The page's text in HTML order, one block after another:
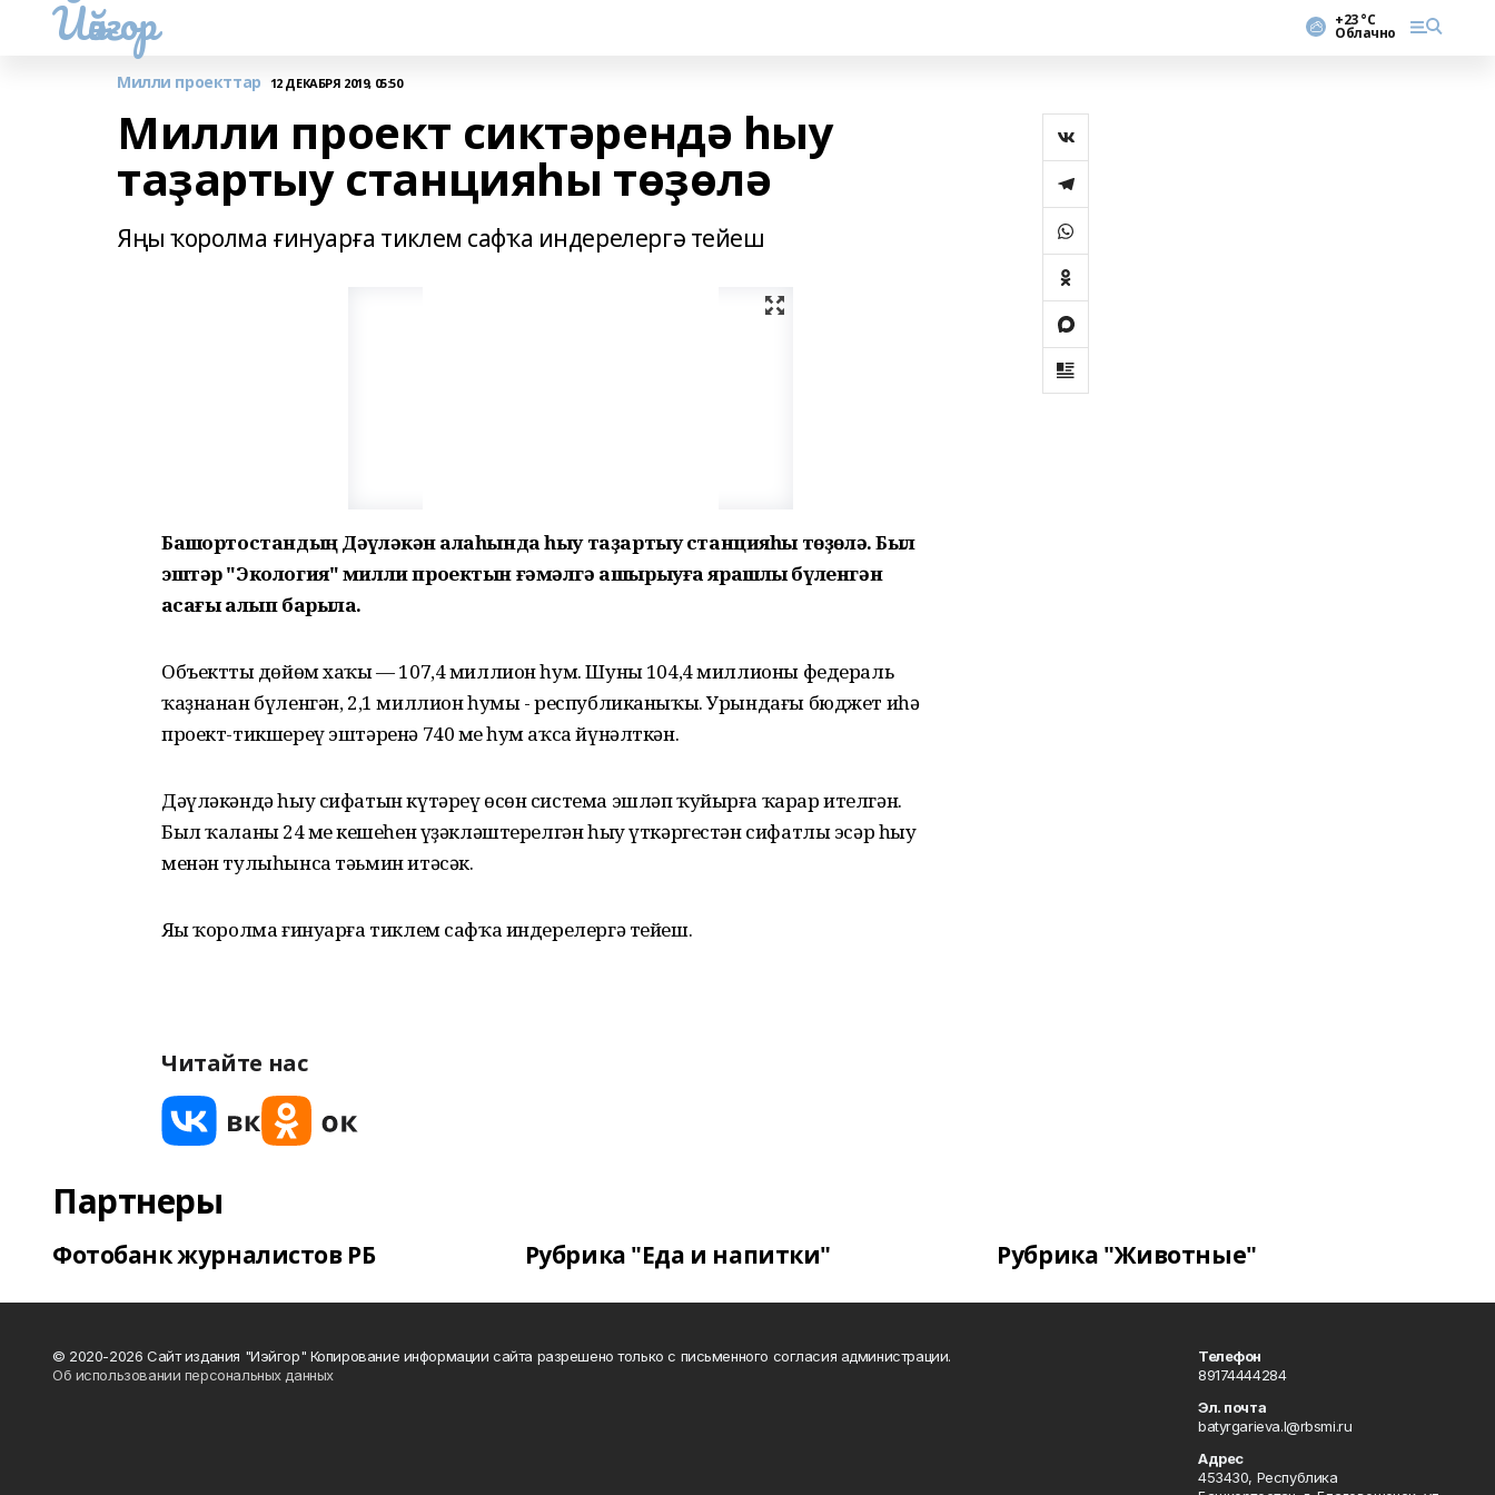
Йәйғор +23 °С
Облачно
Милли проекттар 12 ДЕКАБРЯ 2019, 05:50
Милли проект сиктәрендә һыу
таҙартыу станцияһы төҙөлә
Яңы ҡоролма ғинуарға тиклем сафҡа индерелергә тейеш
Башҡортостандың Дәүләкән ҡалаһында һыу таҙартыу станцияһы төҙөлә. Был
эштәр "Экология" милли проектын ғәмәлгә ашырыуға ярашлы бүленгән
аҡсағы алып барыла.
Объекттың дөйөм хаҡы — 107,4 миллион һум. Шуның 104,4 миллионы федераль
ҡаҙнанан бүленгән, 2,1 миллион һумы - республиканыҡы. Урындағы бюджет иһә
проект-тикшереү эштәренә 740 мең һум аҡса йүнәлткән.
Дәүләкәндә һыу сифатын күтәреү өсөн система эшләп ҡуйырға ҡарар ителгән.
Был ҡаланың 24 мең кешеһен үҙәкләштерелгән һыу үткәргестән сифатлы эсәр һыу
менән тулыһынса тәьмин итәсәк.
Яңы ҡоролма ғинуарға тиклем сафҡа индерелергә тейеш.
Читайте нас
Партнеры
Фотобанк журналистов РБ Рубрика "Еда и напитки" Рубрика "Животные"
© 2020-2026 Сайт издания "Иэйгор" Копирование информации сайта разрешено только с письменного согласия администрации.
Об использовании персональных данных
Телефон
89174444284
Эл. почта
batyrgarieva.l@rbsmi.ru
Адрес
453430, Республика